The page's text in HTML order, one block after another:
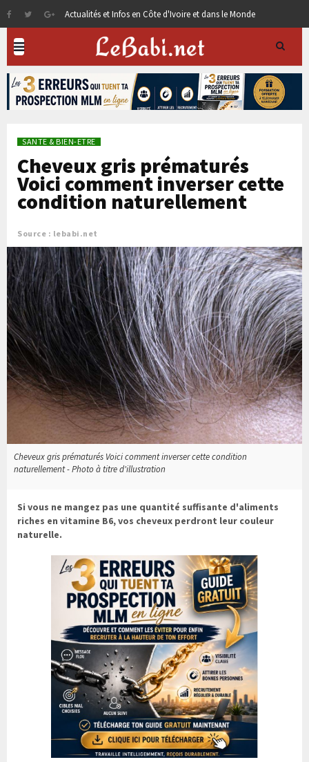
Actualités et Infos en Côte d'Ivoire et dans le Monde
SANTE & BIEN-ETRE
Cheveux gris prématurés
Voici comment inverser cette
condition naturellement
Source : lebabi.net
Cheveux gris prématurés Voici comment inverser cette condition
naturellement - Photo à titre d'illustration
Si vous ne mangez pas une quantité suffisante d'aliments
riches en vitamine B6, vos cheveux perdront leur couleur
naturelle.